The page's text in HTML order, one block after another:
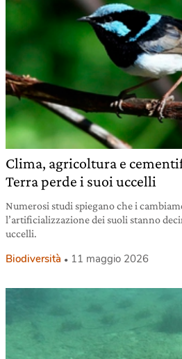
Clima, agricoltura e
Terra perde i suoi uccelli
Numerosi studi spiegano che i
l’artificializzazione dei suoli stanno
uccelli.
Biodiversità 11 maggio 2026